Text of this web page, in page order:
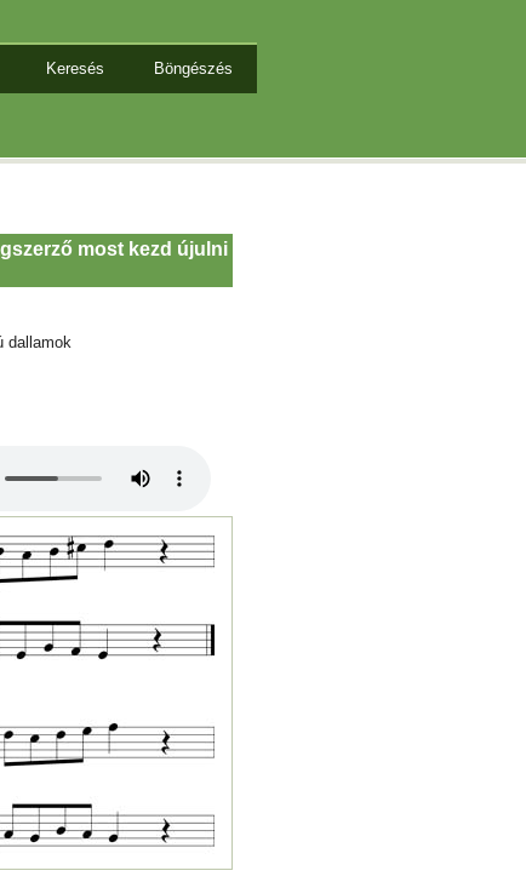
Keresés Böngészés
most kezd újulni
dallamok